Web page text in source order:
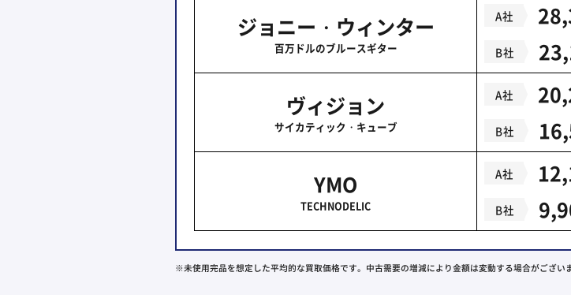
ジョニー・ウィンター
百万ドルのブルースギター
A社
B社
ヴィジョン
サイカティック・キューブ
A社
B社
YMO
TECHNODELIC
A社
B社
※未使用完品を想定した平均的な買取価格です。中古需要の増減により金額は変動する場合がございま